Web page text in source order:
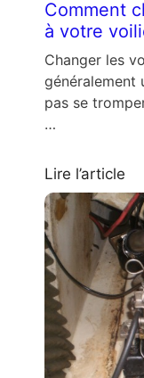
Comment
à votre
Changer les
généralement
pas se
…
Lire l’article